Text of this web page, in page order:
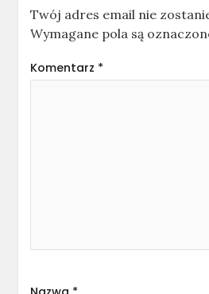
Twój adres email nie
Wymagane pola są
Komentarz *